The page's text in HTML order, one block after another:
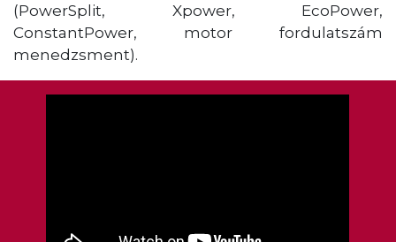
(PowerSplit, Xpower, EcoPower,
ConstantPower, motor fordulatszám
menedzsment).